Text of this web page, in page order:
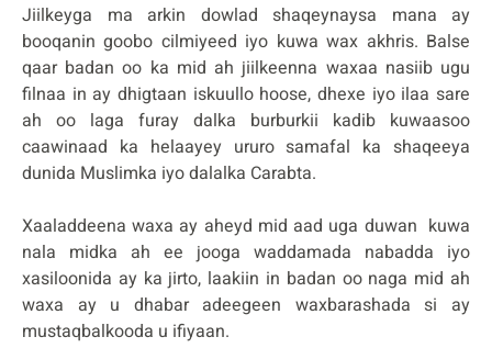
Jiilkeyga ma arkin dowlad shaqeynaysa mana ay
booqanin goobo cilmiyeed iyo kuwa wax akhris. Balse
qaar badan oo ka mid ah jiilkeenna waxaa nasiib ugu
filnaa in ay dhigtaan iskuullo hoose, dhexe iyo ilaa sare
ah oo laga furay dalka burburkii kadib kuwaasoo
caawinaad ka helaayey ururo samafal ka shaqeeya
dunida Muslimka iyo dalalka Carabta.
Xaaladdeena waxa ay aheyd mid aad uga duwan kuwa
nala midka ah ee jooga waddamada nabadda iyo
xasiloonida ay ka jirto, laakiin in badan oo naga mid ah
waxa ay u dhabar adeegeen waxbarashada si ay
mustaqbalkooda u ifiyaan.